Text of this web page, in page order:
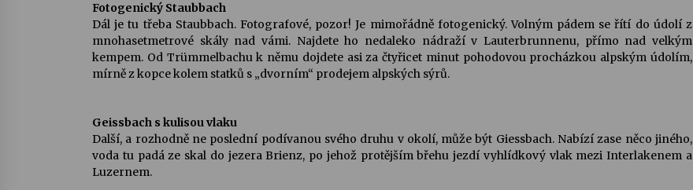
Fotogenický Staubbach
Dál je tu třeba Staubbach. Fotografové, pozor! Je mimořádně fotogenický. Volným pádem se řítí do údolí z
mnohasetmetrové skály nad vámi. Najdete ho nedaleko nádraží v Lauterbrunnenu, přímo nad velkým
kempem. Od Trümmelbachu k němu dojdete asi za čtyřicet minut pohodovou procházkou alpským údolím,
mírně z kopce kolem statků s „dvorním“ prodejem alpských sýrů.
Geissbach s kulisou vlaku
Další, a rozhodně ne poslední podívanou svého druhu v okolí, může být Giessbach. Nabízí zase něco jiného,
voda tu padá ze skal do jezera Brienz, po jehož protějším břehu jezdí vyhlídkový vlak mezi Interlakenem a
Luzernem.